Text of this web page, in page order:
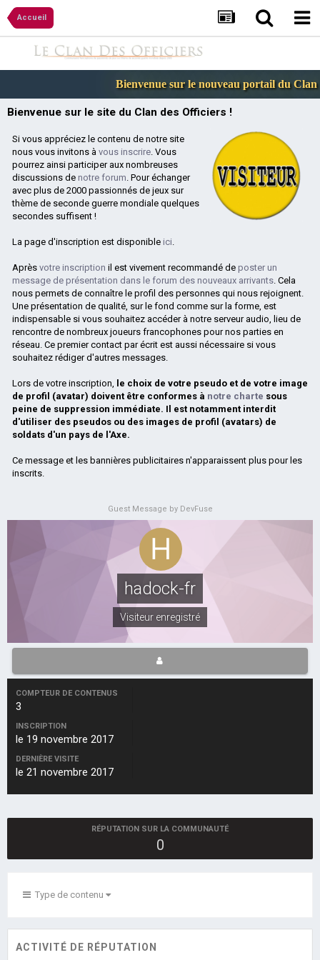
Accueil
Bienvenue sur le nouveau portail du Clan
Bienvenue sur le site du Clan des Officiers !
Si vous appréciez le contenu de notre site
nous vous invitons à vous inscrire. Vous
pourrez ainsi participer aux nombreuses
discussions de notre forum. Pour échanger
avec plus de 2000 passionnés de jeux sur
thème de seconde guerre mondiale quelques
secondes suffisent !
La page d'inscription est disponible ici.
Après votre inscription il est vivement recommandé de poster un
message de présentation dans le forum des nouveaux arrivants. Cela
nous permets de connaître le profil des personnes qui nous rejoignent.
Une présentation de qualité, sur le fond comme sur la forme, est
indispensable si vous souhaitez accéder à notre serveur audio, lieu de
rencontre de nombreux joueurs francophones pour nos parties en
réseau. Ce premier contact par écrit est aussi nécessaire si vous
souhaitez rédiger d'autres messages.
Lors de votre inscription, le choix de votre pseudo et de votre image
de profil (avatar) doivent être conformes à notre charte sous
peine de suppression immédiate. Il est notamment interdit
d'utiliser des pseudos ou des images de profil (avatars) de
soldats d'un pays de l'Axe.
Ce message et les bannières publicitaires n'apparaissent plus pour les
inscrits.
Guest Message by DevFuse
hadock-fr
Visiteur enregistré
COMPTEUR DE CONTENUS
3
INSCRIPTION
le 19 novembre 2017
DERNIÈRE VISITE
le 21 novembre 2017
RÉPUTATION SUR LA COMMUNAUTÉ
0
Type de contenu
ACTIVITÉ DE RÉPUTATION